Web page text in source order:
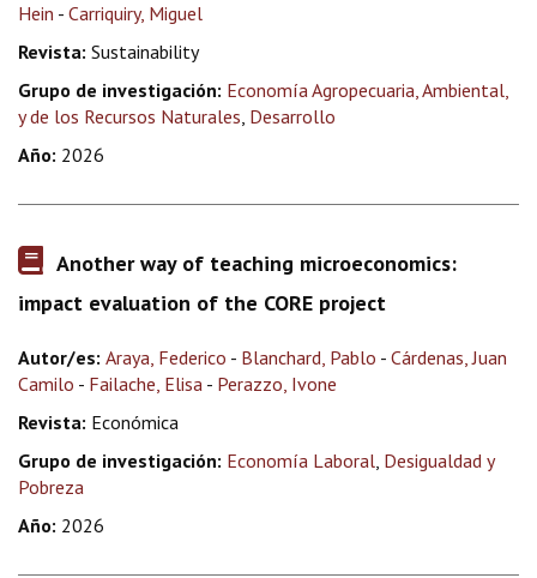
Hein - Carriquiry, Miguel
Revista: Sustainability
Grupo de investigación: Economía Agropecuaria, Ambiental,
y de los Recursos Naturales, Desarrollo
Año: 2026
Another way of teaching microeconomics:
impact evaluation of the CORE project
Autor/es: Araya, Federico - Blanchard, Pablo - Cárdenas, Juan
Camilo - Failache, Elisa - Perazzo, Ivone
Revista: Económica
Grupo de investigación: Economía Laboral, Desigualdad y
Pobreza
Año: 2026